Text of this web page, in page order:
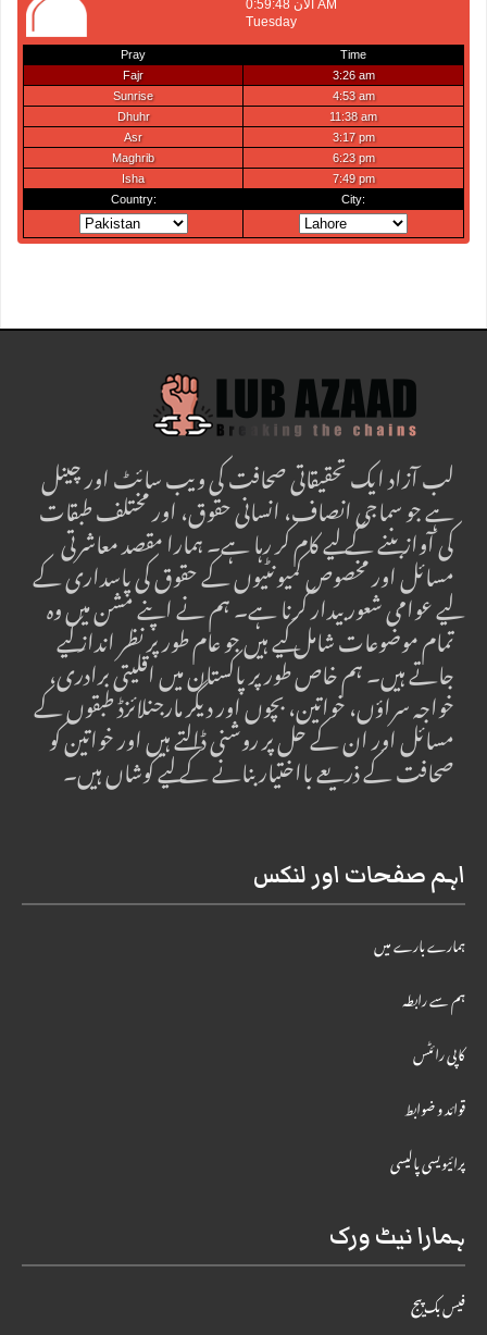
لب آزاد ایک تحقیقاتی صحافت کی ویب سائٹ اور چینل
ہے جو سماجی انصاف، انسانی حقوق، اور مختلف طبقات
کی آواز بننے کے لیے کام کر رہا ہے۔ ہمارا مقصد معاشرتی
مسائل اور مخصوص کمیونٹیوں کے حقوق کی پاسداری کے
لیے عوامی شعور بیدار کرنا ہے۔ ہم نے اپنے مشن میں وہ
تمام موضوعات شامل کیے ہیں جو عام طور پر نظر انداز کیے
جاتے ہیں۔ ہم خاص طور پر پاکستان میں اقلیتی برادری،
خواجہ سراؤں، خواتین، بچوں اور دیگر مارجنلائزڈ طبقوں کے
مسائل اور ان کے حل پر روشنی ڈالتے ہیں اور خواتین کو
صحافت کے ذریعے بااختیار بنانے کے لیے کوشاں ہیں۔
اہم صفحات اور لنکس
ہمارے بارے میں
ہم سے رابطہ
کاپی رائٹس
قوائد و ضوابط
پرائیویسی پالیسی
ہمارا نیٹ ورک
فیس بک پیج